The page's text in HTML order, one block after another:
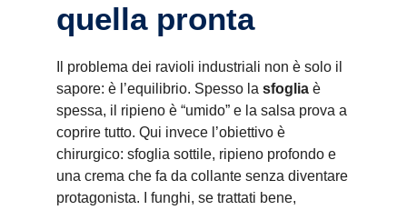
quella pronta
Il problema dei ravioli industriali non è solo il
sapore: è l’equilibrio. Spesso la sfoglia è
spessa, il ripieno è “umido” e la salsa prova a
coprire tutto. Qui invece l’obiettivo è
chirurgico: sfoglia sottile, ripieno profondo e
una crema che fa da collante senza diventare
protagonista. I funghi, se trattati bene,